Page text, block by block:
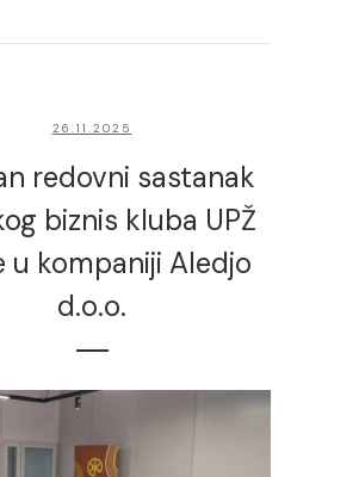
26.11.2025
redovni sastanak
biznis kluba UPŽ
u kompaniji Aledjo
d.o.o.